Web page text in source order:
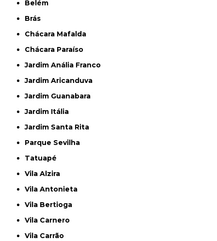
Belém
Brás
Chácara Mafalda
Chácara Paraíso
Jardim Anália Franco
Jardim Aricanduva
Jardim Guanabara
Jardim Itália
Jardim Santa Rita
Parque Sevilha
Tatuapé
Vila Alzira
Vila Antonieta
Vila Bertioga
Vila Carnero
Vila Carrão